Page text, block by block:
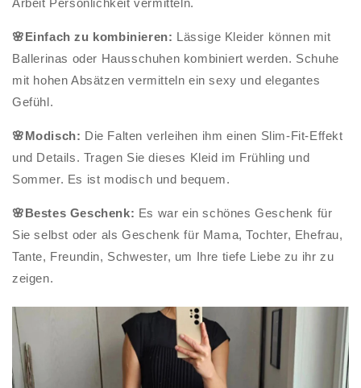
Arbeit Persönlichkeit vermitteln.
🌸Einfach zu kombinieren: Lässige Kleider können mit
Ballerinas oder Hausschuhen kombiniert werden. Schuhe
mit hohen Absätzen vermitteln ein sexy und elegantes
Gefühl.
🌸Modisch: Die Falten verleihen ihm einen Slim-Fit-Effekt
und Details. Tragen Sie dieses Kleid im Frühling und
Sommer. Es ist modisch und bequem.
🌸Bestes Geschenk: Es war ein schönes Geschenk für
Sie selbst oder als Geschenk für Mama, Tochter, Ehefrau,
Tante, Freundin, Schwester, um Ihre tiefe Liebe zu ihr zu
zeigen.